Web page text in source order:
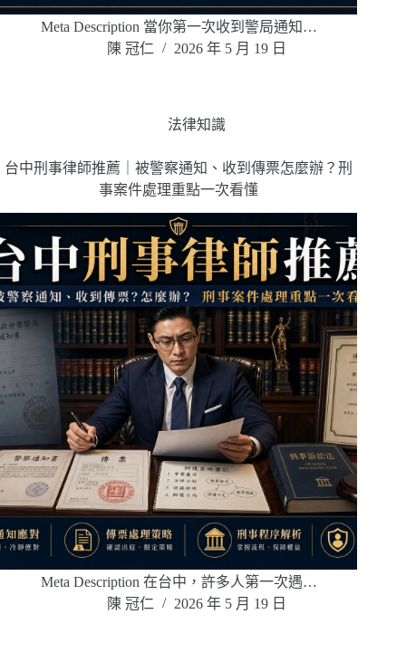
Meta Description 當你第一次收到警局通知…
陳 冠仁
2026 年 5 月 19 日
法律知識
台中刑事律師推薦｜被警察通知、收到傳票怎麼辦？刑
事案件處理重點一次看懂
Meta Description 在台中，許多人第一次遇…
陳 冠仁
2026 年 5 月 19 日